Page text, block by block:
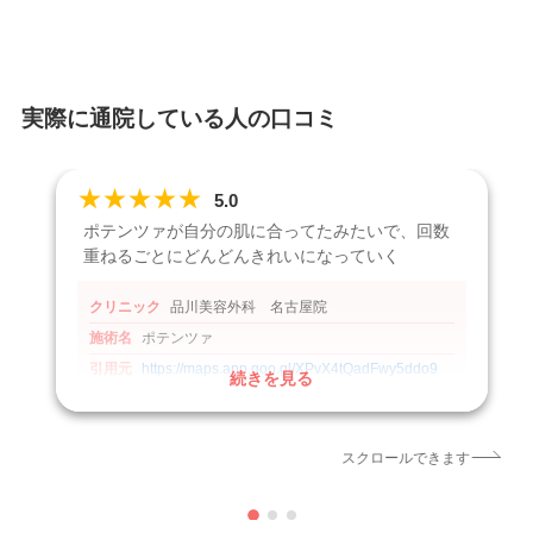
実際に通院している人の口コミ
★★★★★ 5.0
ポテンツァが自分の肌に合ってたみたいで、回数
重ねるごとにどんどんきれいになっていく
クリニック
品川美容外科 名古屋院
施術名
ポテンツァ
引用元
https://maps.app.goo.gl/XPvX4tQadFwy5ddo9
続きを見る
スクロールできます